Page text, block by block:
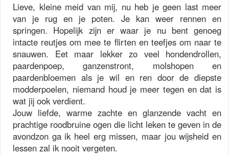
Lieve, kleine meid van mij, nu heb je geen last meer
van je rug en je poten. Je kan weer rennen en
springen. Hopelijk zijn er waar je nu bent genoeg
intacte reutjes om mee te flirten en teefjes om naar te
snauwen. Eet maar lekker zo veel hondendrollen,
paardenpoep, ganzenstront, molshopen en
paardenbloemen als je wil en ren door de diepste
modderpoelen, niemand houd je meer tegen en dat is
wat jij ook verdient.
Jouw liefde, warme zachte en glanzende vacht en
prachtige roodbruine ogen die licht leken te geven in de
avondzon ga ik heel erg missen, maar jou wijsheid en
lessen zal ik nooit vergeten.